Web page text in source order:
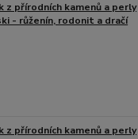
z přírodních kamenů a perly
- růženín, rodonit a dračí
z přírodních kamenů a perly